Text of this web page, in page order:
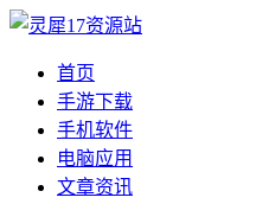
首页
手游下载
手机软件
电脑应用
文章资讯